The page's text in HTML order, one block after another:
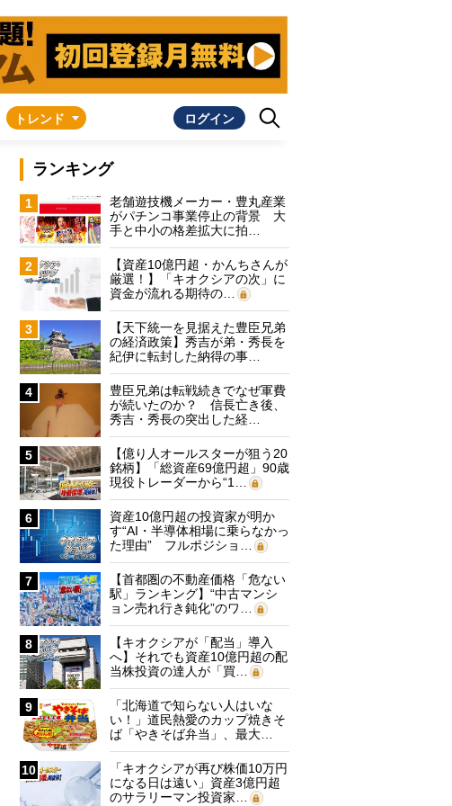
トレンド ログイン
ランキング
1
老舗遊技機メーカー・豊丸産業
がパチンコ事業停止の背景 大
手と中小の格差拡大に拍…
2
【資産10億円超・かんちさんが
厳選！】「キオクシアの次」に
資金が流れる期待の…
3
【天下統一を見据えた豊臣兄弟
の経済政策】秀吉が弟・秀長を
紀伊に転封した納得の事…
4
豊臣兄弟は転戦続きでなぜ軍費
が続いたのか？ 信長亡き後、
秀吉・秀長の突出した経…
5
【億り人オールスターが狙う20
銘柄】「総資産69億円超」90歳
現役トレーダーから“1…
6
資産10億円超の投資家が明か
す“AI・半導体相場に乗らなかっ
た理由” フルポジショ…
7
【首都圏の不動産価格「危ない
駅」ランキング】“中古マンシ
ョン売れ行き鈍化”のワ…
8
【キオクシアが「配当」導入
へ】それでも資産10億円超の配
当株投資の達人が「買…
9
「北海道で知らない人はいな
い！」道民熱愛のカップ焼きそ
ば「やきそば弁当」、最大…
10
「キオクシアが再び株価10万円
になる日は遠い」資産3億円超
のサラリーマン投資家…